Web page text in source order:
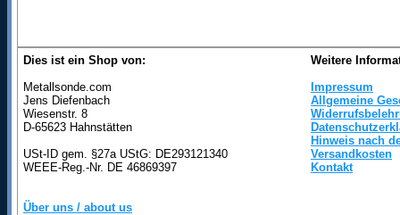
Dies ist ein Shop von:
Metallsonde.com
Jens Diefenbach
Wiesenstr. 8
D-65623 Hahnstätten
USt-ID gem. §27a UStG: DE293121340
WEEE-Reg.-Nr. DE 46869397
Über uns / about us
Weitere
Impressum
Allgemeine
Hinweis nach
Versandkosten
Kontakt